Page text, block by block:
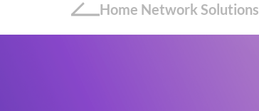
Home Network Solutions